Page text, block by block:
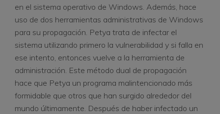
en el sistema operativo de Windows. Además, hace
uso de dos herramientas administrativas de Windows
para su propagación. Petya trata de infectar el
sistema utilizando primero la vulnerabilidad y si falla en
ese intento, entonces vuelve a la herramienta de
administración. Este método dual de propagación
hace que Petya un programa malintencionado más
formidable que otros que han surgido alrededor del
mundo últimamente. Después de haber infectado un